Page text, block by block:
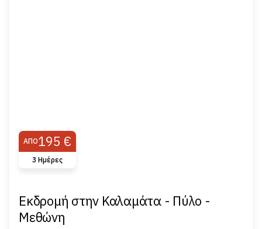
ΑΠΌ195 €
3 Ημέρες
Εκδρομή στην Καλαμάτα - Πύλο -
Μεθώνη